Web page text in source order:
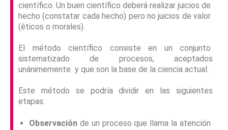
científico. Un buen científico deberá realizar juicios de
hecho (constatar cada hecho) pero no juicios de valor
(éticos o morales).
El método científico consiste en un conjunto
sistematizado de procesos, aceptados
unánimemente y que son la base de la ciencia actual.
Este método se podría dividir en las siguientes
etapas:
Observación de un proceso que llama la atención